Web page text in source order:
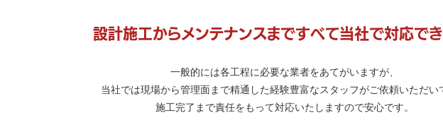
設計施工からメンテナンスまですべて当社で対応でき
一般的には各工程に必要な業者をあてがいますが、
当社では現場から管理面まで精通した経験豊富なスタッフがご依頼いただい
施工完了まで責任をもって対応いたしますので安心です。